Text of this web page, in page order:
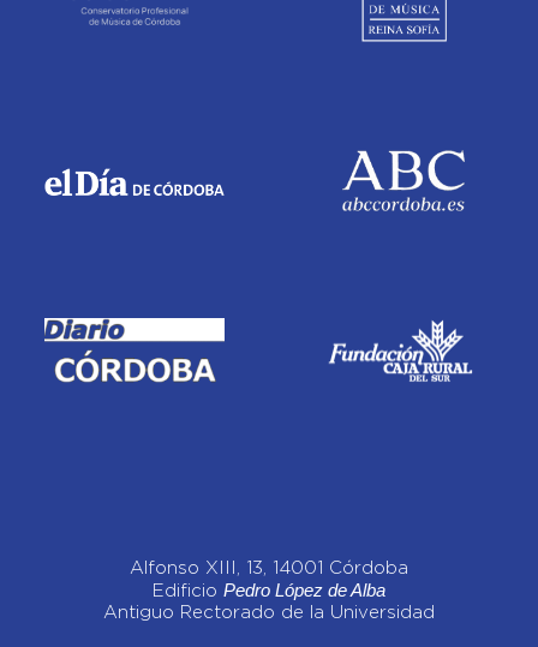
Alfonso XIII, 13, 14001 Córdoba
Edificio Pedro López de Alba
Antiguo Rectorado de la Universidad